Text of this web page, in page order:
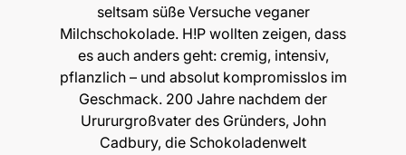
seltsam süße Versuche veganer
Milchschokolade. H!P wollten zeigen, dass
es auch anders geht: cremig, intensiv,
pflanzlich – und absolut kompromisslos im
Geschmack. 200 Jahre nachdem der
Urururgroßvater des Gründers, John
Cadbury, die Schokoladenwelt